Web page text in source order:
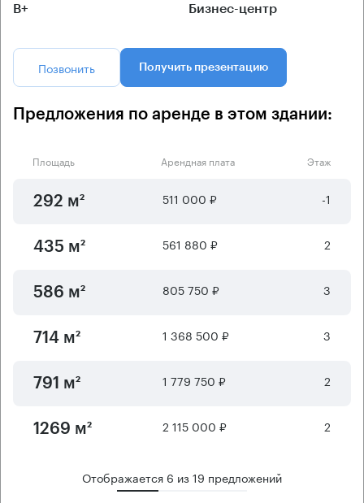
B+ Бизнес-центр
Позвонить Получить презентацию
Предложения по аренде в этом здании:
Площадь Арендная плата Этаж
292 м² 511 000 ₽ -1
435 м² 561 880 ₽ 2
586 м² 805 750 ₽ 3
714 м² 1 368 500 ₽ 3
791 м² 1 779 750 ₽ 2
1269 м² 2 115 000 ₽ 2
Отображается 6 из19 предложений